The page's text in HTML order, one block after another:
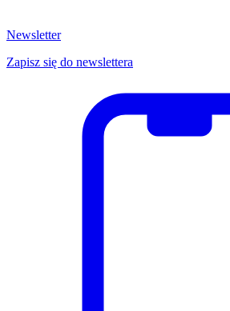
Newsletter
Zapisz się do newslettera